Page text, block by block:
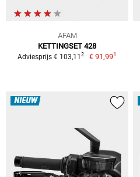
AFAM
KETTINGSET 428
Adviesprijs € 103,11 2 € 91,991
NIEUW